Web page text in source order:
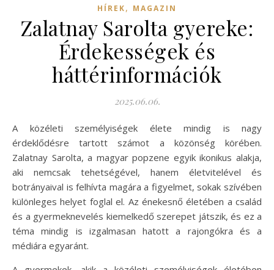
HÍREK, MAGAZIN
Zalatnay Sarolta gyereke:
Érdekességek és
háttérinformációk
2025.06.06.
A közéleti személyiségek élete mindig is nagy
érdeklődésre tartott számot a közönség körében.
Zalatnay Sarolta, a magyar popzene egyik ikonikus alakja,
aki nemcsak tehetségével, hanem életvitelével és
botrányaival is felhívta magára a figyelmet, sokak szívében
különleges helyet foglal el. Az énekesnő életében a család
és a gyermeknevelés kiemelkedő szerepet játszik, és ez a
téma mindig is izgalmasan hatott a rajongókra és a
médiára egyaránt.